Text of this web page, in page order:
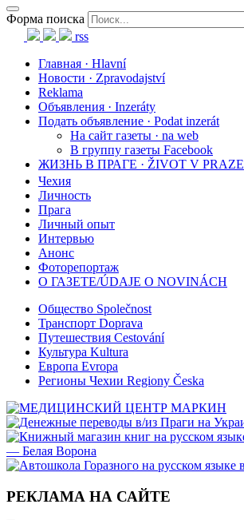
Форма поиска
rss
Главная · Hlavní
Новости · Zpravodajství
Reklama
Объявления · Inzeráty
Подать объявление · Podat inzerát
На сайт газеты · na web
В группу газеты Facebook
ЖИЗНЬ В ПРАГЕ · ŽIVOT V PRAZE
Чехия
Личность
Прага
Личный опыт
Интервью
Анонс
Фоторепортаж
О ГАЗЕТЕ/ÚDAJE O NOVINÁCH
Общество Společnost
Транспорт Doprava
Путешествия Cestování
Культура Kultura
Европа Evropa
Регионы Чехии Regiony Česka
РЕКЛАМА НА САЙТЕ